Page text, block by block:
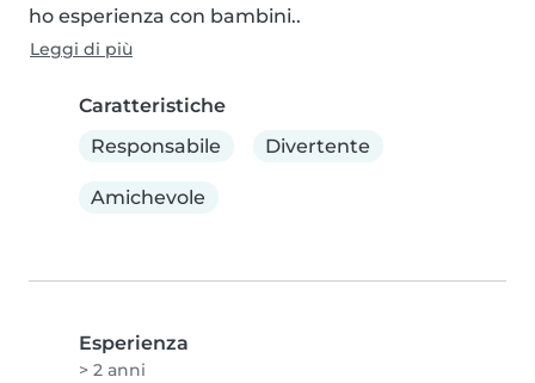
ho esperienza con bambini..
Leggi di più
Caratteristiche
Responsabile
Divertente
Amichevole
Esperienza
> 2 anni